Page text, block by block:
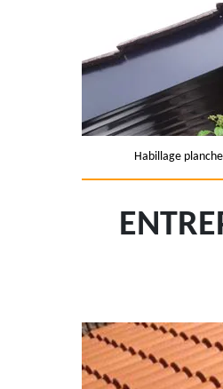
Habillage